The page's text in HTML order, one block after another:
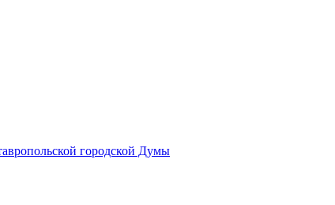
городской Думы